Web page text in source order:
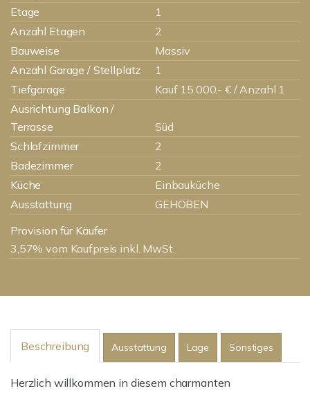
Etage
1
Anzahl Etagen
2
Bauweise
Massiv
Anzahl Garage / Stellplatz
1
Tiefgarage
Kauf 15.000,- € / Anzahl 1
Ausrichtung Balkon /
Terrasse
Süd
Schlafzimmer
2
Badezimmer
2
Küche
Einbauküche
Ausstattung
GEHOBEN
Provision für Käufer
3,57% vom Kaufpreis inkl. MwSt.
Beschreibung Ausstattung Lage Sonstiges
Herzlich willkommen in diesem charmanten